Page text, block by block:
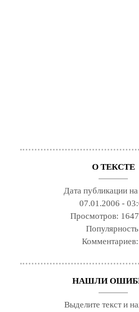
О ТЕКСТЕ
Дата публикации на
07.01.2006 -
Просмотров:
Комментариев:
НАШЛИ
Выделите текст и